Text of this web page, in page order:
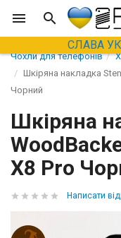
СЛАВА
Чохли для телефонів
Шкіряна накладка
Чорний
Шкіряна
X8 Pro
Написати